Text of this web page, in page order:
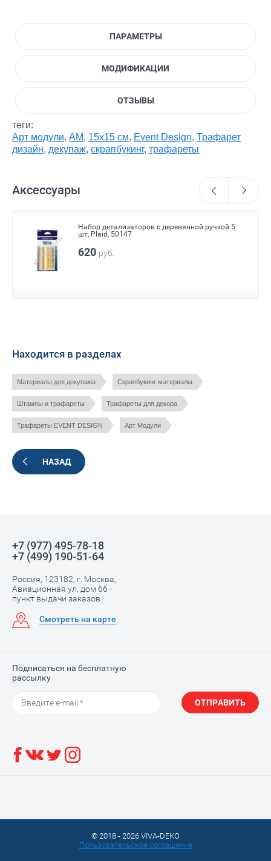
ПАРАМЕТРЫ
МОДИФИКАЦИИ
ОТЗЫВЫ
теги:
Арт модули, АМ, 15х15 см, Event Design, Трафарет
дизайн, декупаж, скрапбукинг, трафареты
Аксессуары
Набор детализаторов с деревянной ручкой 5
шт, Plaid, 50147
620 руб.
Находится в разделах
Материалы для декупажа Скрапбукинг материалы
Штампы и трафареты Трафареты для декора
Трафареты EVENT DESIGN Арт Модули
НАЗАД
+7 (977) 495-78-18
+7 (499) 190-51-64
Россия, 123182, г. Москва,
Авиационная ул, дом 66 -
пункт выдачи заказов
Смотреть на карте
Подписаться на бесплатную
рассылку
ОТПРАВИТЬ
© 2018 - 2026 VIVA-DEKO
Пользовательское соглашение